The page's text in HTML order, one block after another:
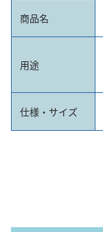
商品名
用途
仕様・サイズ